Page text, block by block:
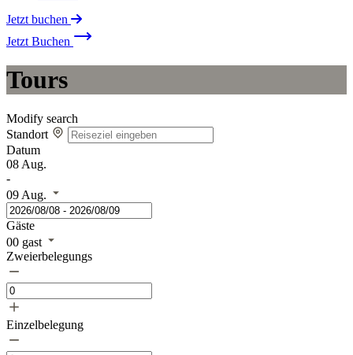
Jetzt buchen
Jetzt Buchen
Tours
Modify search
Standort
Datum
08 Aug.
-
09 Aug.
Gäste
00 gast
Zweierbelegungs
Einzelbelegung